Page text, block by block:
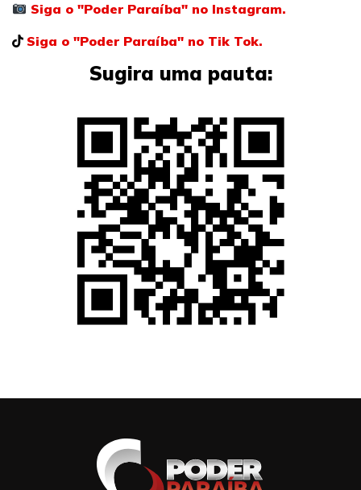
Siga o "Poder Paraíba" no Instagram.
Siga o "Poder Paraíba" no Tik Tok.
Sugira uma pauta: